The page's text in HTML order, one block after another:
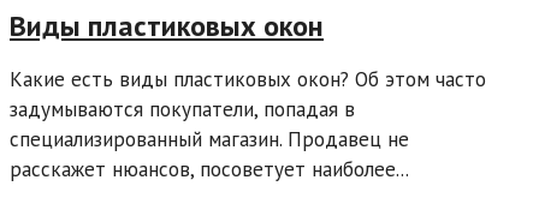
Виды пластиковых окон
Какие есть виды пластиковых окон? Об этом часто
задумываются покупатели, попадая в
специализированный магазин. Продавец не
расскажет нюансов, посоветует наиболее...